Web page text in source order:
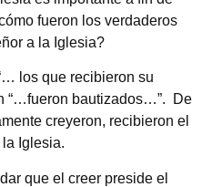
fueron los verdaderos
a la Iglesia?
los que recibieron su
“…fueron bautizados…”. De
creyeron, recibieron el
Iglesia.
que el creer preside el